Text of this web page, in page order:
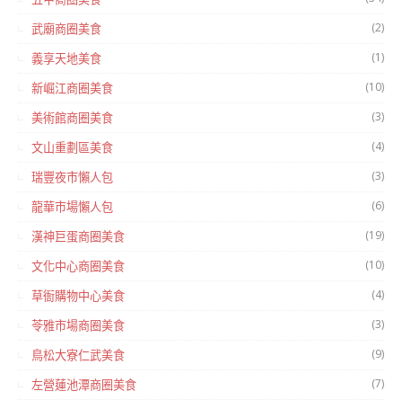
武廟商圈美食 (2)
義享天地美食 (1)
新崛江商圈美食 (10)
美術館商圈美食 (3)
文山重劃區美食 (4)
瑞豐夜市懶人包 (3)
龍華市場懶人包 (6)
漢神巨蛋商圈美食 (19)
文化中心商圈美食 (10)
草衙購物中心美食 (4)
苓雅市場商圈美食 (3)
鳥松大寮仁武美食 (9)
左營蓮池潭商圈美食 (7)